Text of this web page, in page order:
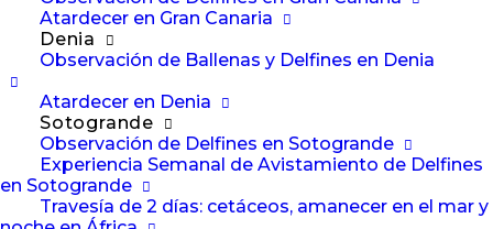
Atardecer en Gran Canaria
Denia
Observación de Ballenas y Delfines en Denia
Atardecer en Denia
Sotogrande
Observación de Delfines en Sotogrande
Experiencia Semanal de Avistamiento de Delfines
en Sotogrande
Travesía de 2 días: cetáceos, amanecer en el mar y
los delfines moteados del
Atlántico
Rápidos nadadores que suelen estar
activos en la superficie del océano,
los delfines moteados del…